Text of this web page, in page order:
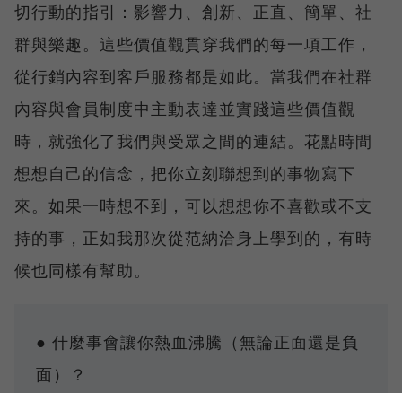
切行動的指引：影響力、創新、正直、簡單、社
群與樂趣。這些價值觀貫穿我們的每一項工作，
從行銷內容到客戶服務都是如此。當我們在社群
內容與會員制度中主動表達並實踐這些價值觀
時，就強化了我們與受眾之間的連結。花點時間
想想自己的信念，把你立刻聯想到的事物寫下
來。如果一時想不到，可以想想你不喜歡或不支
持的事，正如我那次從范納洽身上學到的，有時
候也同樣有幫助。
● 什麼事會讓你熱血沸騰（無論正面還是負
面）？